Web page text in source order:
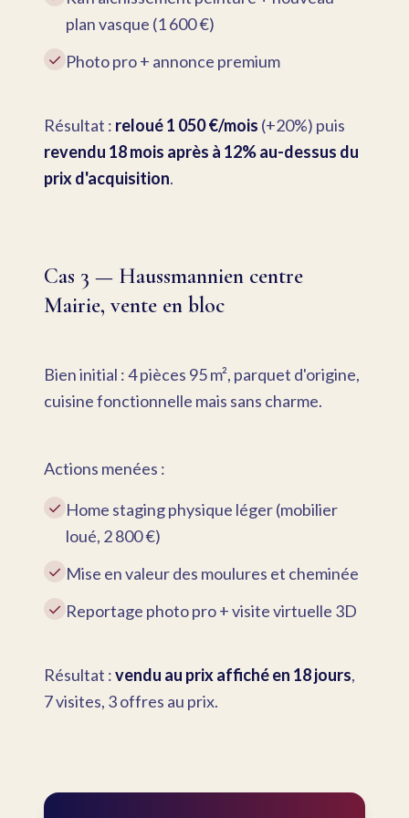
plan vasque (1 600 €)
✓ Photo pro + annonce premium
Résultat : reloué 1 050 €/mois (+20%) puis
revendu 18 mois après à 12% au-dessus du
prix d'acquisition.
Cas 3 — Haussmannien centre
Mairie, vente en bloc
Bien initial : 4 pièces 95 m², parquet d'origine,
cuisine fonctionnelle mais sans charme.
Actions menées :
✓ Home staging physique léger (mobilier
loué, 2 800 €)
✓ Mise en valeur des moulures et cheminée
✓ Reportage photo pro + visite virtuelle 3D
Résultat :vendu au prix affiché en 18 jours,
7 visites, 3 offres au prix.